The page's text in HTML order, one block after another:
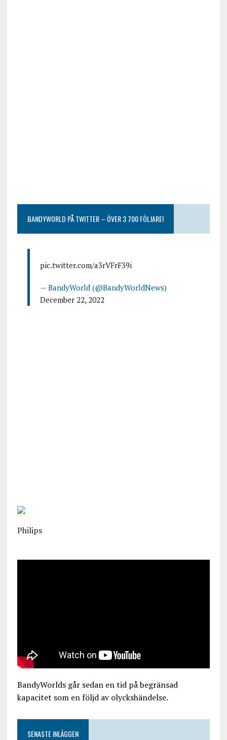
BANDYWORLD PÅ TWITTER – ÖVER 3 700 FÖLJARE!
pic.twitter.com/a3rVFrF39i
— BandyWorld (@BandyWorldNews)
December 22, 2022
Philips
BandyWorlds går sedan en tid på begränsad
kapacitet som en följd av olyckshändelse.
SENASTE INLÄGGEN